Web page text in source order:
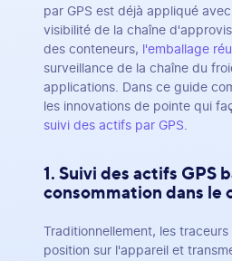
par GPS est déjà appliqué
visibilité de la chaîne
des conteneurs, l'emballage
surveillance de la chaîne du
applications. Dans ce guide
les innovations de pointe qui
suivi des actifs par GPS.
1. Suivi des actifs GPS
consommation dans le
Traditionnellement, les traceurs
position sur l'appareil et